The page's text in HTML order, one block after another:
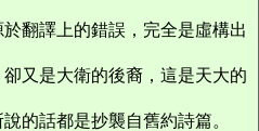
翻譯上的錯誤，完全是虛構出
又是大衛的後裔，這是天大的
的話都是抄襲自舊約詩篇。